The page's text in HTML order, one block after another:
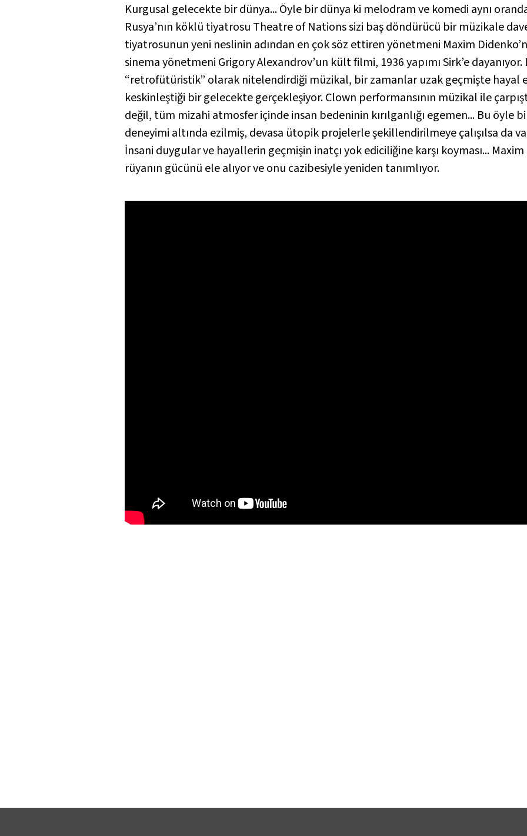
Kurgusal gelecekte bir dünya... Öyle bir dünya ki melodram ve komedi aynı
Rusya’nın köklü tiyatrosu Theatre of Nations sizi baş döndürücü bir müzikale
tiyatrosunun yeni neslinin adından en çok söz ettiren yönetmeni Maxim
sinema yönetmeni Grigory Alexandrov’un kült filmi, 1936 yapımıSirk’e
“retrofütüristik” olarak nitelendirdiği müzikal, bir zamanlar uzak geçmişte hayal
keskinleştiği bir gelecekte gerçekleşiyor.Clown performansının müzikal ile
değil, tüm mizahi atmosfer içinde insan bedeninin kırılganlığı egemen... Bu öyle
deneyimi altında ezilmiş, devasa ütopik projelerle şekillendirilmeye çalışılsa da
İnsani duygular ve hayallerin geçmişin inatçı yok ediciliğine karşı koyması...
rüyanın gücünü ele alıyor ve onu cazibesiyle yeniden tanımlıyor.